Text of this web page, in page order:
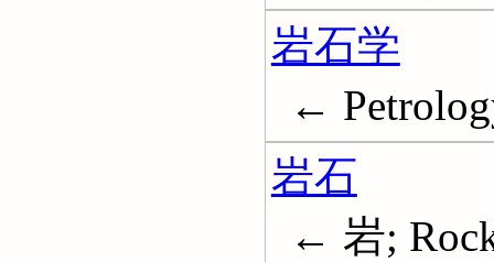
岩石学
←
岩石
← 岩;